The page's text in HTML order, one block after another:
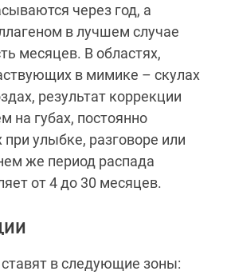
через год, а
в лучшем случае
месяцев. В областях,
в мимике – скулах
результат коррекции
на губах, постоянно
улыбке, разговоре или
же период распада
от 4 до 30 месяцев.
в следующие зоны: